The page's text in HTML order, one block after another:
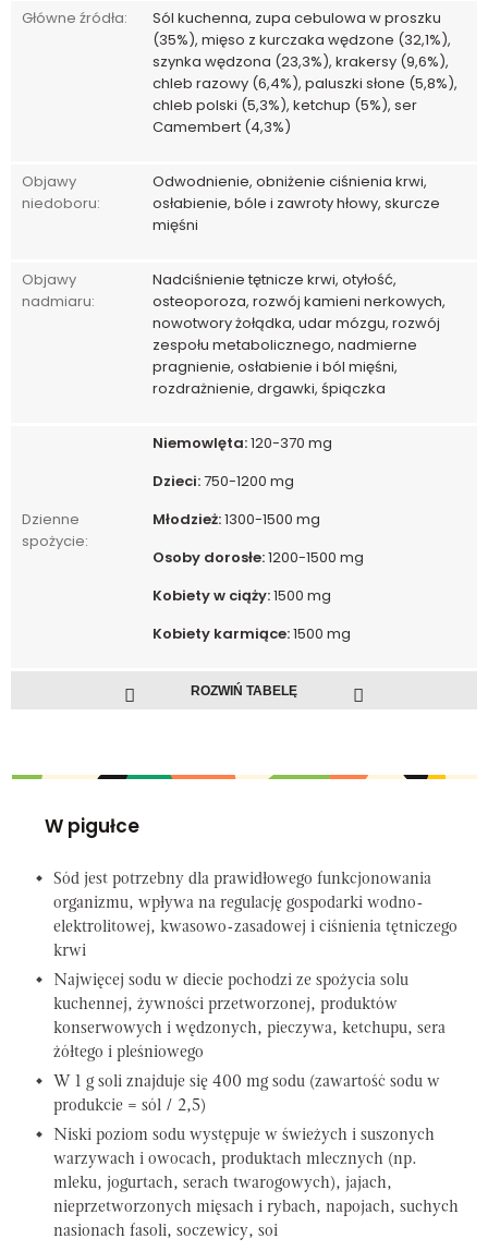
Główne źródła:
Sól kuchenna, zupa cebulowa w proszku
(35%), mięso z kurczaka wędzone (32,1%),
szynka wędzona (23,3%), krakersy (9,6%),
chleb razowy (6,4%), paluszki słone (5,8%),
chleb polski (5,3%), ketchup (5%), ser
Camembert (4,3%)
Objawy
niedoboru:
Odwodnienie, obniżenie ciśnienia krwi,
osłabienie, bóle i zawroty hłowy, skurcze
mięśni
Objawy
nadmiaru:
Nadciśnienie tętnicze krwi, otyłość,
osteoporoza, rozwój kamieni nerkowych,
nowotwory żołądka, udar mózgu, rozwój
zespołu metabolicznego, nadmierne
pragnienie, osłabienie i ból mięśni,
rozdrażnienie, drgawki, śpiączka
Dzienne
spożycie:
Niemowlęta:120-370 mg
Dzieci:750-1200 mg
Młodzież:1300-1500 mg
Osoby dorosłe:1200-1500 mg
Kobiety w ciąży:1500 mg
Kobiety karmiące:1500 mg
ROZWIŃ TABELĘ
W pigułce
Sód jest potrzebny dla prawidłowego funkcjonowania
organizmu, wpływa na regulację gospodarki wodno-
elektrolitowej, kwasowo-zasadowej i ciśnienia tętniczego
krwi
Najwięcej sodu w diecie pochodzi ze spożycia solu
kuchennej, żywności przetworzonej, produktów
konserwowych i wędzonych, pieczywa, ketchupu, sera
żółtego i pleśniowego
W 1 g soli znajduje się 400 mg sodu (zawartość sodu w
produkcie = sól / 2,5)
Niski poziom sodu występuje w świeżych i suszonych
warzywach i owocach, produktach mlecznych (np.
mleku, jogurtach, serach twarogowych), jajach,
nieprzetworzonych mięsach i rybach, napojach, suchych
nasionach fasoli, soczewicy, soi